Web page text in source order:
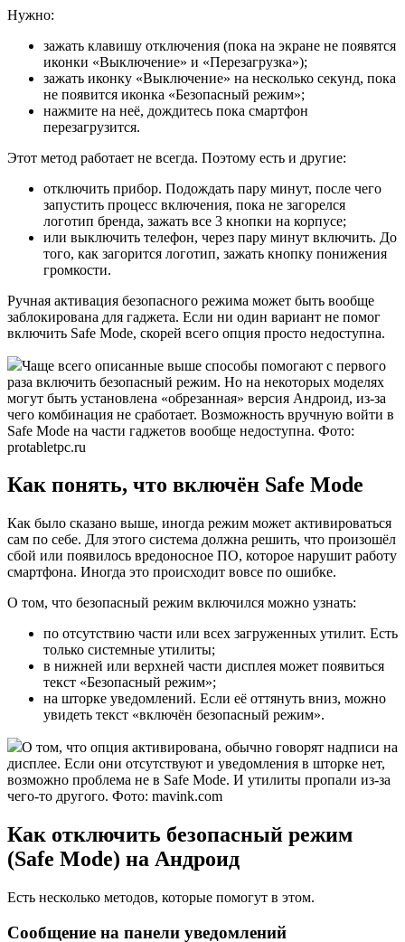
Нужно:
зажать клавишу отключения (пока на экране не появятся
иконки «Выключение» и «Перезагрузка»);
зажать иконку «Выключение» на несколько секунд, пока
не появится иконка «Безопасный режим»;
нажмите на неё, дождитесь пока смартфон
перезагрузится.
Этот метод работает не всегда. Поэтому есть и другие:
отключить прибор. Подождать пару минут, после чего
запустить процесс включения, пока не загорелся
логотип бренда, зажать все 3 кнопки на корпусе;
или выключить телефон, через пару минут включить. До
того, как загорится логотип, зажать кнопку понижения
громкости.
Ручная активация безопасного режима может быть вообще
заблокирована для гаджета. Если ни один вариант не помог
включить Safe Mode, скорей всего опция просто недоступна.
Чаще всего описанные выше способы помогают с первого
раза включить безопасный режим. Но на некоторых моделях
могут быть установлена «обрезанная» версия Андроид, из-за
чего комбинация не сработает. Возможность вручную войти в
Safe Mode на части гаджетов вообще недоступна. Фото:
protabletpc.ru
Как понять, что включён Safe Mode
Как было сказано выше, иногда режим может активироваться
сам по себе. Для этого система должна решить, что произошёл
сбой или появилось вредоносное ПО, которое нарушит работу
смартфона. Иногда это происходит вовсе по ошибке.
О том, что безопасный режим включился можно узнать:
по отсутствию части или всех загруженных утилит. Есть
только системные утилиты;
в нижней или верхней части дисплея может появиться
текст «Безопасный режим»;
на шторке уведомлений. Если её оттянуть вниз, можно
увидеть текст «включён безопасный режим».
О том, что опция активирована, обычно говорят надписи на
дисплее. Если они отсутствуют и уведомления в шторке нет,
возможно проблема не в Safe Mode. И утилиты пропали из-за
чего-то другого. Фото: mavink.com
Как отключить безопасный режим
(Safe Mode) на Андроид
Есть несколько методов, которые помогут в этом.
Сообщение на панели уведомлений